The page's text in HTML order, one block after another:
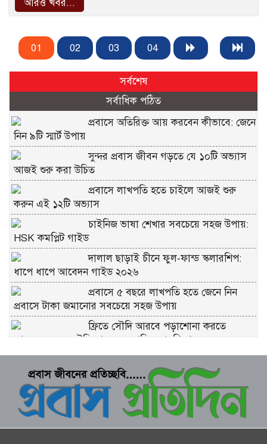
আরও খবর...
01 02 03 04
সর্বশেষ
সর্বাধিক পঠিত
প্রবাসে অতিরিক্ত আয় করবেন কীভাবে: জেনে
নিন ৯টি স্মার্ট উপায়
সুন্দর প্রবাস জীবন গড়তে যে ১০টি অভ্যাস
আজই শুরু করা উচিত
প্রবাসে লাখপতি হতে চাইলে আজই শুরু
করুন এই ১২টি অভ্যাস
চাইনিজ ভাষা শেখার সবচেয়ে সহজ উপায়:
HSK কমপ্লিট গাইড
দালাল ছাড়াই চীনে ফুল-ফান্ড স্কলারশিপ:
ধাপে ধাপে আবেদন গাইড ২০২৬
প্রবাসে ৫ বছরে লাখপতি হতে জেনে নিন
প্রবাসে টাকা জমানোর সবচেয়ে সহজ উপায়
ফ্রিতে সৌদি আরবে পড়াশোনা করতে
আবেদন করুন সৌদি আরব সরকারি স্কলারশিপে
কুরবানীর প্রতিটি পশমে সওয়াব: ইসলাম কী
বলে জানুন
ভাগে কুরবানি দেওয়ার নিয়ম: সবচেয়ে সহজ
ব্যাখ্যা